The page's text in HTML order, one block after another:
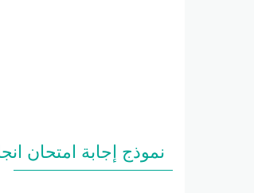
نموذج إجابة امتحان